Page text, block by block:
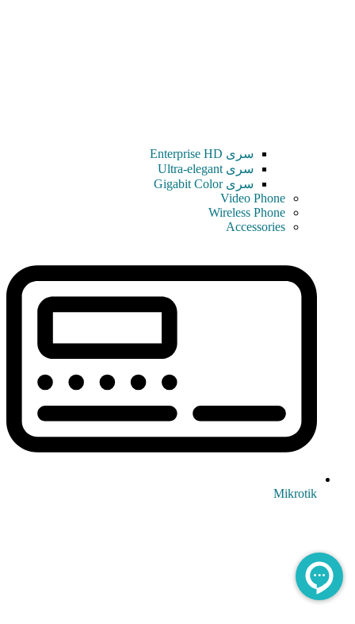
سری Enterprise HD
سری Ultra-elegant
سری Gigabit Color
Video Phone
Wireless Phone
Accessories
Mikrotik